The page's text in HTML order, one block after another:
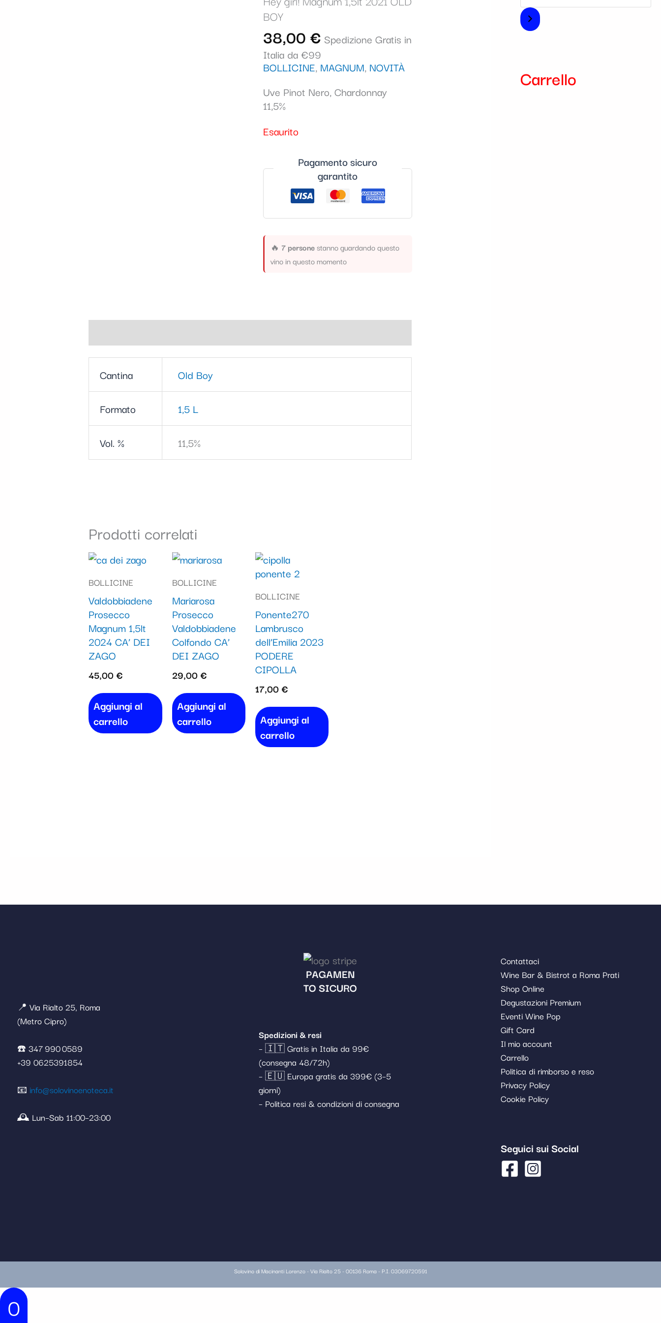
BOY
38,00 € Spedizione Gratis in
Italia da €99
BOLLICINE, MAGNUM, NOVITÀ
Uve Pinot Nero, Chardonnay
11,5%
Esaurito
Pagamento sicuro
garantito
🔥7 personestanno guardando questo
vino in questo momento
Cantina Old Boy
Formato 1,5 L
Vol. % 11,5%
Prodotti correlati
BOLLICINE
Valdobbiadene
Prosecco
Magnum 1,5lt
2024 CA’ DEI
ZAGO
45,00€
Aggiungi al
carrello
BOLLICINE
Mariarosa
Prosecco
Valdobbiadene
Colfondo CA’
DEI ZAGO
29,00€
Aggiungi al
carrello
BOLLICINE
Ponente270
Lambrusco
dell’Emilia 2023
PODERE
CIPOLLA
17,00€
Aggiungi al
carrello
i
Carrello
📍 Via Rialto 25, Roma
(Metro Cipro)
☎️ 347 990 0589
+39 0625391854
📧 info@solovinoenoteca.it
🕰️ Lun–Sab 11:00–23:00
PAGAMEN
TO SICURO
Spedizioni & resi
– 🇮🇹 Gratis in Italia da 99€
(consegna 48/72h)
– 🇪🇺 Europa gratis da 399€ (3–5
giorni)
– Politica resi & condizioni di consegna
Contattaci
Wine Bar & Bistrot a Roma Prati
Shop Online
Degustazioni Premium
Eventi Wine Pop
Gift Card
Il mio account
Carrello
Politica di rimborso e reso
Privacy Policy
Cookie Policy
Seguici sui Social
Solovino di Macinanti Lorenzo - Via Rialto 25 - 00136 Roma - P.I. 03069720591
0